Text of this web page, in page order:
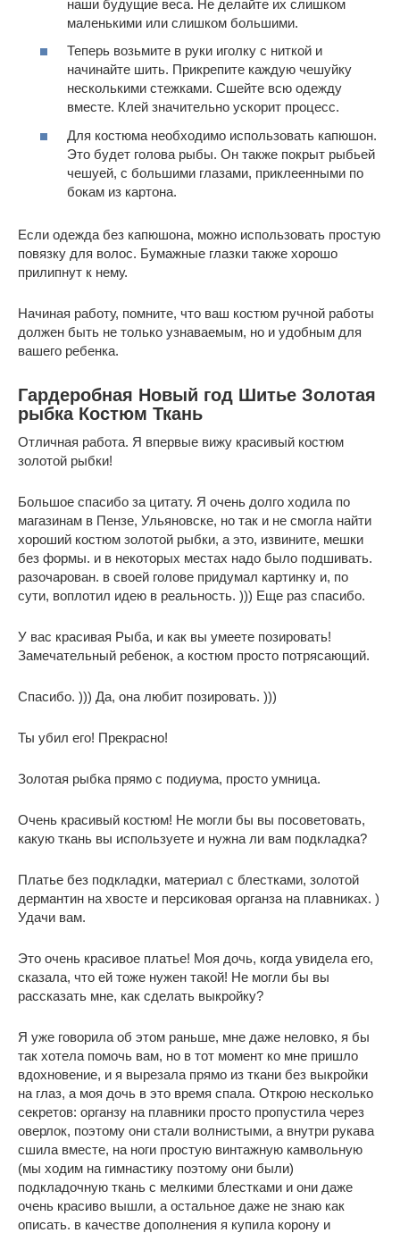
наши будущие веса. Не делайте их слишком
маленькими или слишком большими.
Теперь возьмите в руки иголку с ниткой и
начинайте шить. Прикрепите каждую чешуйку
несколькими стежками. Сшейте всю одежду
вместе. Клей значительно ускорит процесс.
Для костюма необходимо использовать капюшон.
Это будет голова рыбы. Он также покрыт рыбьей
чешуей, с большими глазами, приклеенными по
бокам из картона.
Если одежда без капюшона, можно использовать простую
повязку для волос. Бумажные глазки также хорошо
прилипнут к нему.
Начиная работу, помните, что ваш костюм ручной работы
должен быть не только узнаваемым, но и удобным для
вашего ребенка.
Гардеробная Новый год Шитье Золотая
рыбка Костюм Ткань
Отличная работа. Я впервые вижу красивый костюм
золотой рыбки!
Большое спасибо за цитату. Я очень долго ходила по
магазинам в Пензе, Ульяновске, но так и не смогла найти
хороший костюм золотой рыбки, а это, извините, мешки
без формы. и в некоторых местах надо было подшивать.
разочарован. в своей голове придумал картинку и, по
сути, воплотил идею в реальность. ))) Еще раз спасибо.
У вас красивая Рыба, и как вы умеете позировать!
Замечательный ребенок, а костюм просто потрясающий.
Спасибо. ))) Да, она любит позировать. )))
Ты убил его! Прекрасно!
Золотая рыбка прямо с подиума, просто умница.
Очень красивый костюм! Не могли бы вы посоветовать,
какую ткань вы используете и нужна ли вам подкладка?
Платье без подкладки, материал с блестками, золотой
дермантин на хвосте и персиковая органза на плавниках. )
Удачи вам.
Это очень красивое платье! Моя дочь, когда увидела его,
сказала, что ей тоже нужен такой! Не могли бы вы
рассказать мне, как сделать выкройку?
Я уже говорила об этом раньше, мне даже неловко, я бы
так хотела помочь вам, но в тот момент ко мне пришло
вдохновение, и я вырезала прямо из ткани без выкройки
на глаз, а моя дочь в это время спала. Открою несколько
секретов: органзу на плавники просто пропустила через
оверлок, поэтому они стали волнистыми, а внутри рукава
сшила вместе, на ноги простую винтажную камвольную
(мы ходим на гимнастику поэтому они были)
подкладочную ткань с мелкими блестками и они даже
очень красиво вышли, а остальное даже не знаю как
описать. в качестве дополнения я купила корону и